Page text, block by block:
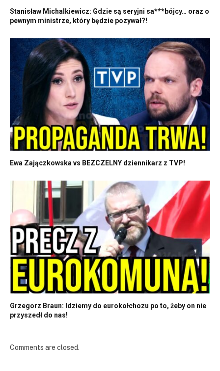
Stanisław Michalkiewicz: Gdzie są seryjni sa***bójcy… oraz o
pewnym ministrze, który będzie pozywał?!
Ewa Zajączkowska vs BEZCZELNY dziennikarz z TVP!
Grzegorz Braun: Idziemy do eurokołchozu po to, żeby on nie
przyszedł do nas!
Comments are closed.